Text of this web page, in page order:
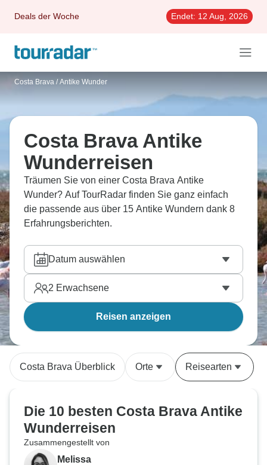
Deals der Woche Endet: 12 Aug, 2026
Costa Brava / Antike Wunder
Costa Brava Antike
Wunderreisen
Träumen Sie von einer Costa Brava Antike
Wunder? Auf TourRadar finden Sie ganz einfach
die passende aus über 15 Antike Wundern dank 8
Erfahrungsberichten.
Datum auswählen
2 Erwachsene
Reisen anzeigen
Costa Brava Überblick Orte Reisearten
Die 10 besten Costa Brava Antike
Wunderreisen
Zusammengestellt von
Melissa